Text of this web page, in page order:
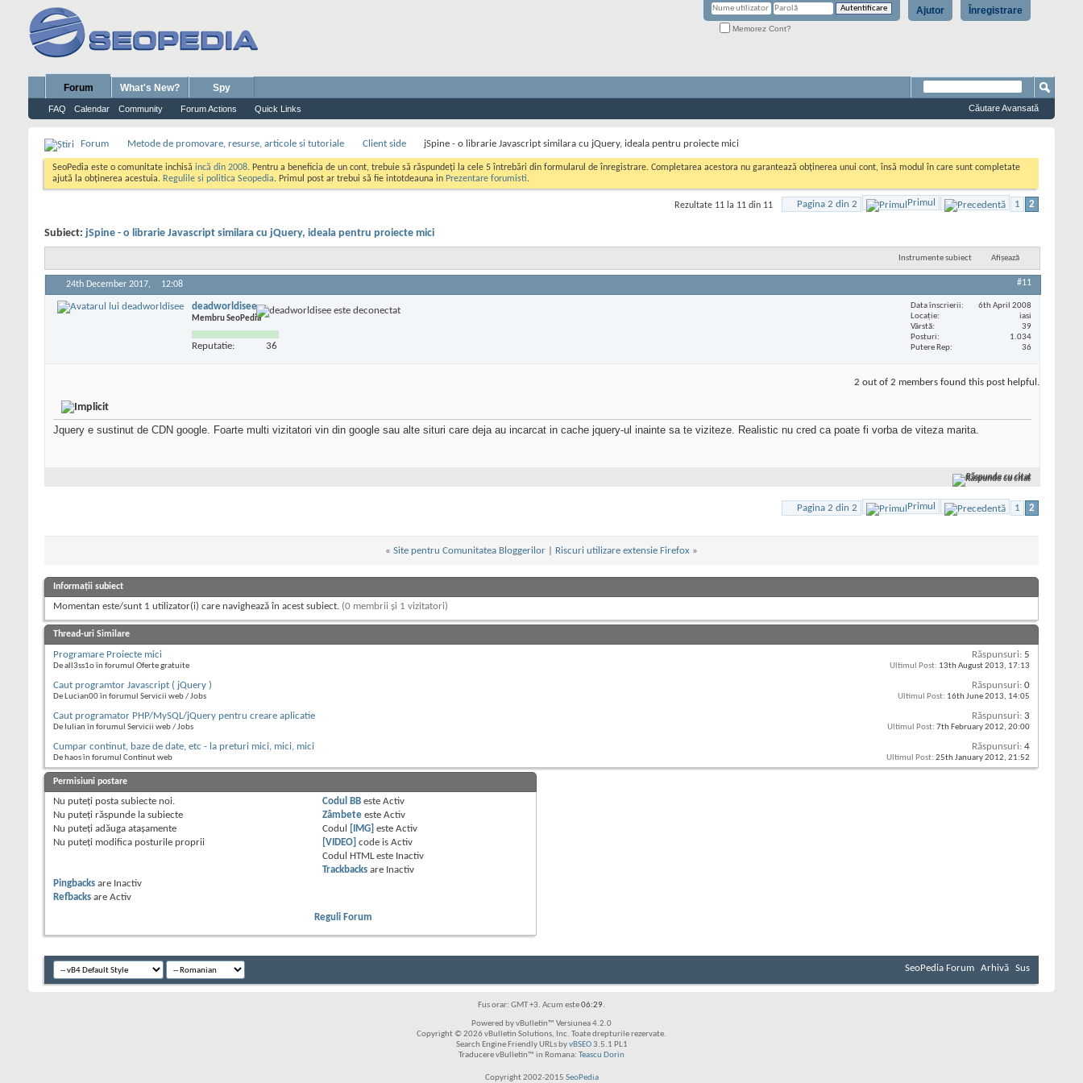
Înregistrare
Ajutor
Memorez Cont?
Forum
FAQ Calendar Community Forum Actions Quick Links
What's New? Spy
Căutare Avansată
Forum Metode de promovare, resurse, articole si tutoriale Client side jSpine - o librarie Javascript similara cu jQuery, ideala pentru proiecte mici
SeoPedia este o comunitate inchisă incă din 2008. Pentru a beneficia de un cont, trebuie să răspundeți la cele 5 întrebări din formularul de înregistrare. Completarea acestora nu garantează obținerea unui cont, însă modul în care sunt completate
ajută la obținerea acestuia. Regulile si politica Seopedia. Primul post ar trebui să fie intotdeauna in Prezentare forumisti.
Pagina 2 din 2 Primul 1 2
Rezultate 11 la 11 din 11
Subiect: jSpine - o librarie Javascript similara cu jQuery, ideala pentru proiecte mici
Instrumente subiect Afișează
24th December 2017, 12:08 #11
deadworldisee
Membru SeoPedia
Reputatie: 36
Data înscrierii
6th April 2008
Locaţie
iasi
Vârstă
39
Posturi
1.034
Putere Rep
36
2 out of 2 members found this post helpful.
Jquery e sustinut de CDN google. Foarte multi vizitatori vin din google sau alte situri care deja au incarcat in cache jquery-ul inainte sa te viziteze. Realistic nu cred ca poate fi vorba de viteza marita.
Răspunde cu citat
Pagina 2 din 2 Primul 1 2
« Site pentru Comunitatea Bloggerilor Riscuri utilizare extensie Firefox »
Informații subiect
Momentan este/sunt 1 utilizator(i) care navighează în acest subiect. (0 membrii și 1 vizitatori)
Thread-uri Similare
Programare Proiecte mici
De all3ss1o în forumul Oferte gratuite
Răspunsuri: 5
Ultimul Post: 13th August 2013, 17:13
Caut programtor Javascript ( jQuery )
De Lucian00 în forumul Servicii web / Jobs
Răspunsuri: 0
Ultimul Post: 16th June 2013, 14:05
Caut programator PHP/MySQL/jQuery pentru creare aplicatie
De Iulian în forumul Servicii web / Jobs
Răspunsuri: 3
Ultimul Post: 7th February 2012, 20:00
Cumpar continut, baze de date, etc - la preturi mici, mici, mici
De haos în forumul Continut web
Răspunsuri: 4
Ultimul Post: 25th January 2012, 21:52
Permisiuni postare
Nu puteţi posta subiecte noi.
Nu puteţi răspunde la subiecte
Nu puteţi adăuga ataşamente
Nu puteţi modifica posturile proprii
Codul BB esteActiv
Zâmbete esteActiv
Codul
[IMG] esteActiv
[VIDEO] code isActiv
Codul HTML este Inactiv
Trackbacks are Inactiv
Pingbacks are Inactiv
Refbacks are Activ
Reguli Forum
SeoPedia Forum Arhivă Sus
Fus orar: GMT +3. Acum este06:29.
Powered by vBulletin™ Versiunea 4.2.0
Copyright © 2026 vBulletin Solutions, Inc. Toate drepturile rezervate.
Search Engine Friendly URLs byvBSEO3.5.1 PL1
Traducere vBulletin™ in Romana: Teascu Dorin
Copyright 2002-2015 SeoPedia